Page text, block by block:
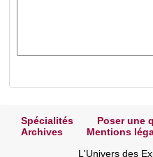
Spécialités Poser une
Archives
Mentions
L'Univers des